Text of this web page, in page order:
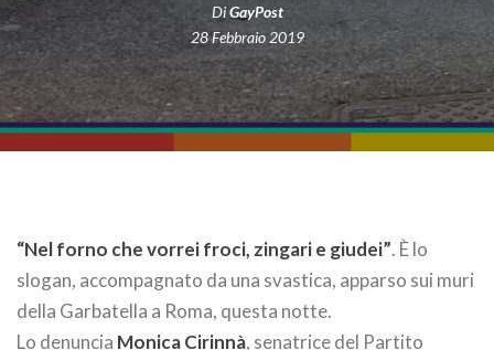
DiGayPost
28 Febbraio 2019
“Nel forno che vorrei froci, zingari e giudei”. È lo
slogan, accompagnato da una svastica, apparso sui muri
della Garbatella a Roma, questa notte.
Lo denuncia Monica Cirinnà, senatrice del Partito